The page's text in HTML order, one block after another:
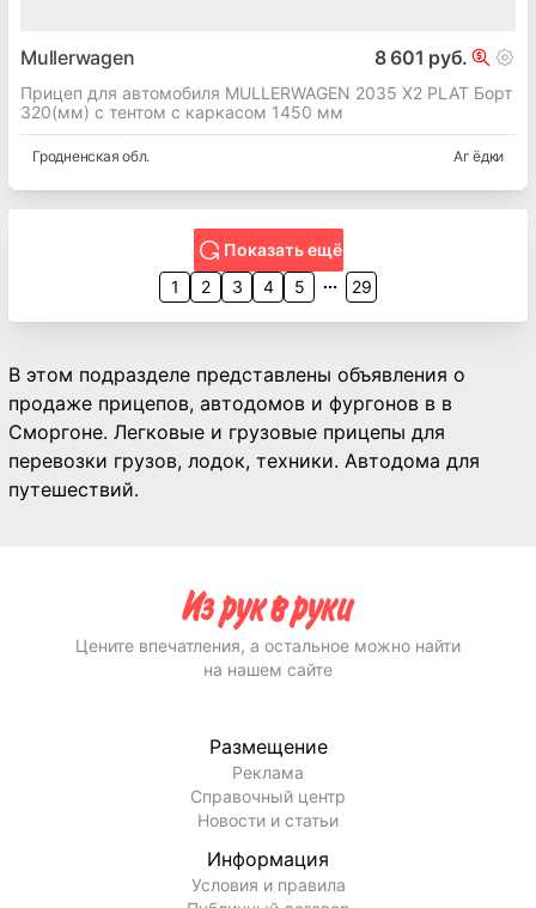
Mullerwagen 8 601 руб.
Прицеп для автомобиля MULLERWAGEN 2035 X2 PLAT Борт
320(мм) с тентом с каркасом 1450 мм
Гродненская обл. Аг ёдки
Показать ещё
1
2 3 4 5 29
В этом подразделе представлены объявления о
продаже прицепов, автодомов и фургонов в в
Сморгоне. Легковые и грузовые прицепы для
перевозки грузов, лодок, техники. Автодома для
путешествий.
Цените впечатления, а остальное можно найти
на нашем сайте
Размещение
Реклама
Справочный центр
Новости и статьи
Информация
Условия и правила